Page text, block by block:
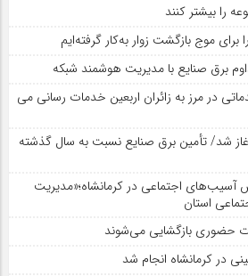
را بیشتر کنند
موج بازگشت زوار به‌کار گرفته‌ایم
برق صنایع با مدیریت هوشمند شبکه
در مرز به زائران اربعین خدمات رسانی می
شد/ تأمین برق صنایع نسبت به سال گذشته
آسیب‌های اجتماعی در کرمانشاه؛«مدیریت
استان
حضوری بازگشایی می‌شوند
در کرمانشاه انجام شد